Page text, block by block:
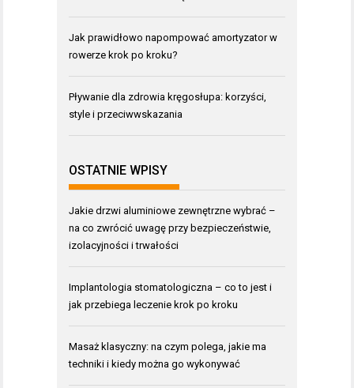
Jak prawidłowo napompować amortyzator w
rowerze krok po kroku?
Pływanie dla zdrowia kręgosłupa: korzyści,
style i przeciwwskazania
OSTATNIE WPISY
Jakie drzwi aluminiowe zewnętrzne wybrać –
na co zwrócić uwagę przy bezpieczeństwie,
izolacyjności i trwałości
Implantologia stomatologiczna – co to jest i
jak przebiega leczenie krok po kroku
Masaż klasyczny: na czym polega, jakie ma
techniki i kiedy można go wykonywać